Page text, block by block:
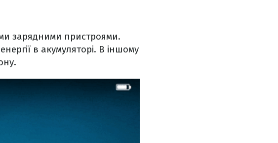
зарядними пристроями.
в акумуляторі. В іншому